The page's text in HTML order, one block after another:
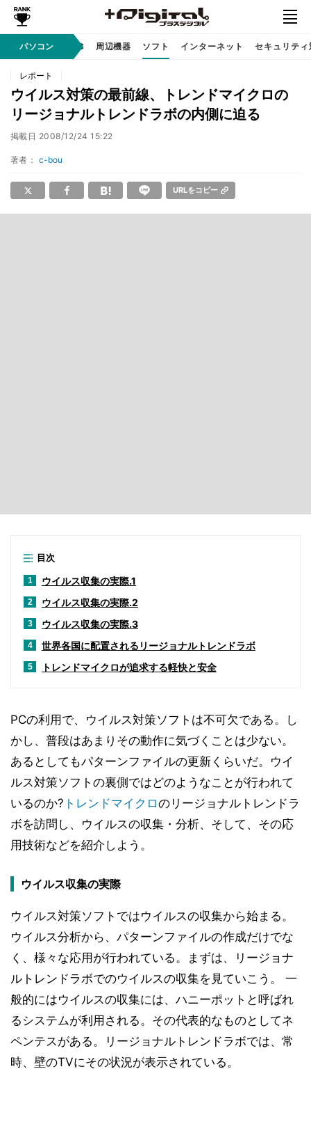
パソコン
クノロジ AI PC 周辺機器 ソフト インターネット セキュリティ
レポート
ウイルス対策の最前線、トレンドマイクロの
リージョナルトレンドラボの内側に迫る
掲載日 2008/12/24 15:22
著者： c-bou
URLをコピー
目次
1 ウイルス収集の実際.1
2 ウイルス収集の実際.2
3 ウイルス収集の実際.3
4 世界各国に配置されるリージョナルトレンドラボ
5 トレンドマイクロが追求する軽快と安全
PCの利用で、ウイルス対策ソフトは不可欠である。し
かし、普段はあまりその動作に気づくことは少ない。
あるとしてもパターンファイルの更新くらいだ。ウイ
ルス対策ソフトの裏側ではどのようなことが行われて
いるのか? トレンドマイクロのリージョナルトレンドラ
ボを訪問し、ウイルスの収集・分析、そして、その応
用技術などを紹介しよう。
ウイルス収集の実際
ウイルス対策ソフトではウイルスの収集から始まる。
ウイルス分析から、パターンファイルの作成だけでな
く、様々な応用が行われている。まずは、リージョナ
ルトレンドラボでのウイルスの収集を見ていこう。 一
般的にはウイルスの収集には、ハニーポットと呼ばれ
るシステムが利用される。その代表的なものとしてネ
ペンテスがある。リージョナルトレンドラボでは、常
時、壁のTVにその状況が表示されている。